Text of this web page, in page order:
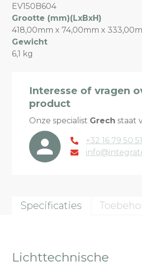
EV150B604
Grootte (mm)(LxBxH)
418,00mm x 74,00mm x
Gewicht
6,1 kg
Interesse of vragen
product
Onze specialist Grech staat
+32 16 79 50 51
Specificaties
Lichttechnische